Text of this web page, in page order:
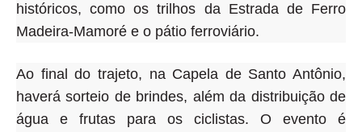
históricos, como os trilhos da Estrada de Ferro
Madeira-Mamoré e o pátio ferroviário.
Ao final do trajeto, na Capela de Santo Antônio,
haverá sorteio de brindes, além da distribuição de
água e frutas para os ciclistas. O evento é